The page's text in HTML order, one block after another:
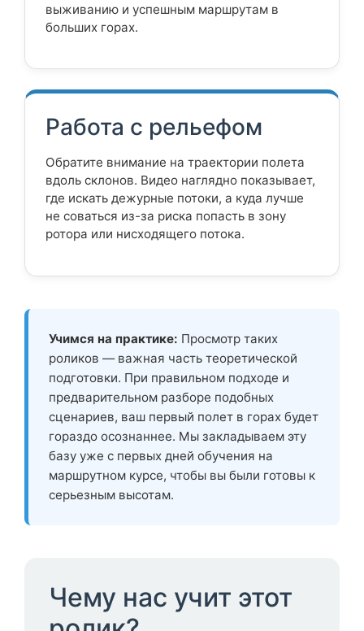
выживанию и успешным маршрутам в
больших горах.
Работа с рельефом
Обратите внимание на траектории полета
вдоль склонов. Видео наглядно показывает,
где искать дежурные потоки, а куда лучше
не соваться из-за риска попасть в зону
ротора или нисходящего потока.
Учимся на практике: Просмотр таких
роликов — важная часть теоретической
подготовки. При правильном подходе и
предварительном разборе подобных
сценариев, ваш первый полет в горах будет
гораздо осознаннее. Мы закладываем эту
базу уже с первых дней обучения на
маршрутном курсе, чтобы вы были готовы к
серьезным высотам.
Чему нас учит этот